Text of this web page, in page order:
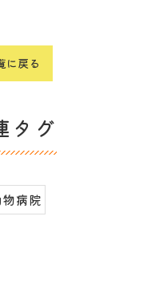
に戻る
タグ
病院